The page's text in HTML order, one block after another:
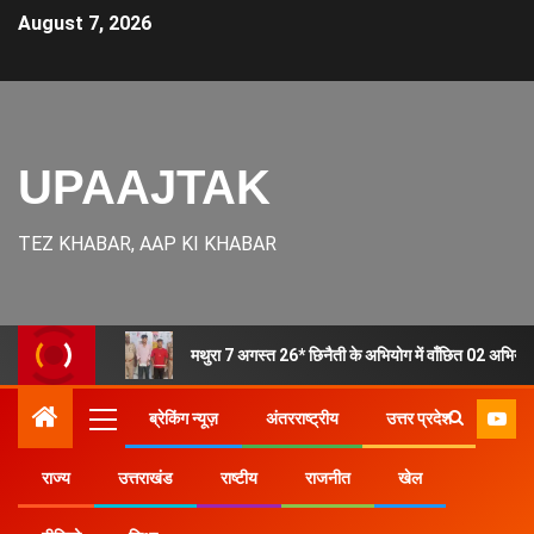
August 7, 2026
UPAAJTAK
TEZ KHABAR, AAP KI KHABAR
मथुरा 7 अगस्त 26* छिनैती के अभियोग में वाँछित 02
ब्रेकिंग न्यूज़ अंतरराष्ट्रीय उत्तर प्रदेश
राज्य उत्तराखंड राष्टीय राजनीत खेल